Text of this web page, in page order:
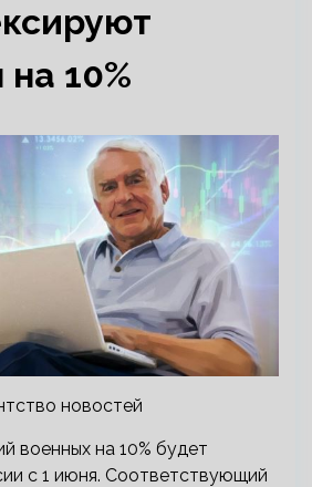
10%
новостей
военных на 10% будет
с 1 июня. Соответствующий